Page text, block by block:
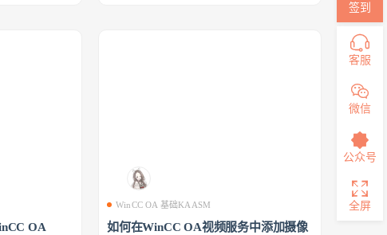
OA
WinCC OA 基础KAASM
如何在WinCC OA视频服务中添加摄像
签到
客服
微信
公众号
全屏